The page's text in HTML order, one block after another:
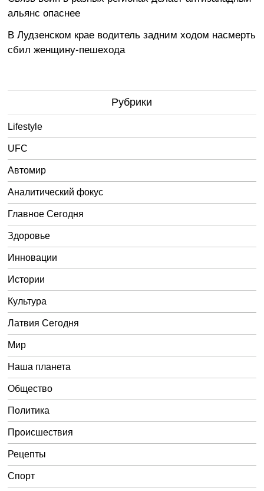
альянс опаснее
В Лудзенском крае водитель задним ходом насмерть
сбил женщину-пешехода
Рубрики
Lifestyle
UFC
Автомир
Аналитический фокус
Главное Сегодня
Здоровье
Инновации
Истории
Культура
Латвия Сегодня
Мир
Наша планета
Общество
Политика
Происшествия
Рецепты
Спорт